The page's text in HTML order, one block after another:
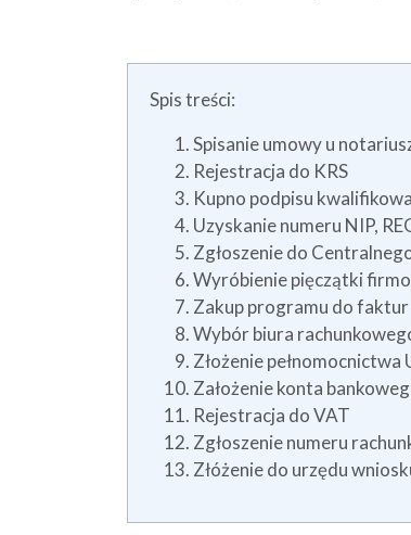
Spis treści:
Spisanie umowy u
Rejestracja do KRS
Kupno podpisu
Uzyskanie numeru NIP,
Zgłoszenie do
Wyróbienie pięczątki
Zakup programu do faktur
Wybór biura
Złożenie pełnomocnictwa
Założenie konta
Rejestracja do VAT
Zgłoszenie numeru
Złóżenie do urzędu